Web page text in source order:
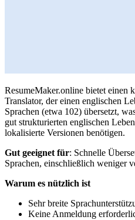
ResumeMaker.online bietet einen
Translator, der einen englischen
Sprachen (etwa 102) übersetzt,
gut strukturierten englischen
lokalisierte Versionen benötigen.
Gut geeignet für: Schnelle
Sprachen, einschließlich weniger
Warum es nützlich ist
Sehr breite
Keine Anmeldung